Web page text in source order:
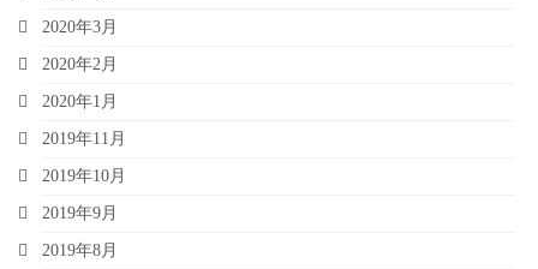
2020年3月
2020年2月
2020年1月
2019年11月
2019年10月
2019年9月
2019年8月